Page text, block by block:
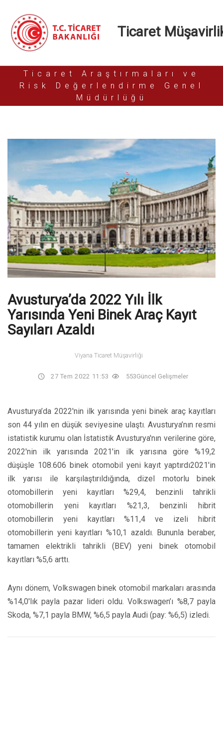
Ticaret
Ticaret Araştırmaları ve
Risk Değerlendirme Genel
Müdürlüğü
Avusturya’da 2022 Yılı İlk
Yarısında Yeni Binek Araç Kayıt
Sayıları Azaldı
Viyana Ticaret Müşavirliği
27 Tem 2022 11:53 553Güncel Gelişmeler
Avusturya’da 2022'nin ilk yarısında yeni binek araç kayıtları
son 44 yılın en düşük seviyesine ulaştı. Avusturya’nın resmi
istatistik kurumu olan İstatistik Avusturya'nın verilerine göre,
2022'nin ilk yarısında 2021'in ilk yarısına göre %19,2
düşüşle 108.606 binek otomobil yeni kayıt yaptırdı2021'in
ilk yarısı ile karşılaştırıldığında, dizel motorlu binek
otomobillerin yeni kayıtları %29,4, benzinli tahrikli
otomobillerin yeni kayıtları %21,3, benzinli hibrit
otomobillerin yeni kayıtları %11,4 ve izeli hibrit
otomobillerin yeni kayıtları %10,1 azaldı. Bununla beraber,
tamamen elektrikli tahrikli (BEV) yeni binek otomobil
kayıtları %5,6 arttı.
Aynı dönem, Volkswagen binek otomobil markaları arasında
%14,0'lık payla pazar lideri oldu. Volkswagen’ı %8,7 payla
Skoda, %7,1 payla BMW, %6,5 payla Audi (pay: %6,5) izledi.